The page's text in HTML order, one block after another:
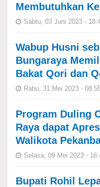
Membutuhkan
Sabtu, 03 Juni 2023 -
Wabup Husni
Bungaraya
Bakat Qori dan
Rabu, 31 Mei 2023 -
Program Duling
Raya dapat
Walikota
Selasa, 09 Mei 2023 -
Bupati Rohil